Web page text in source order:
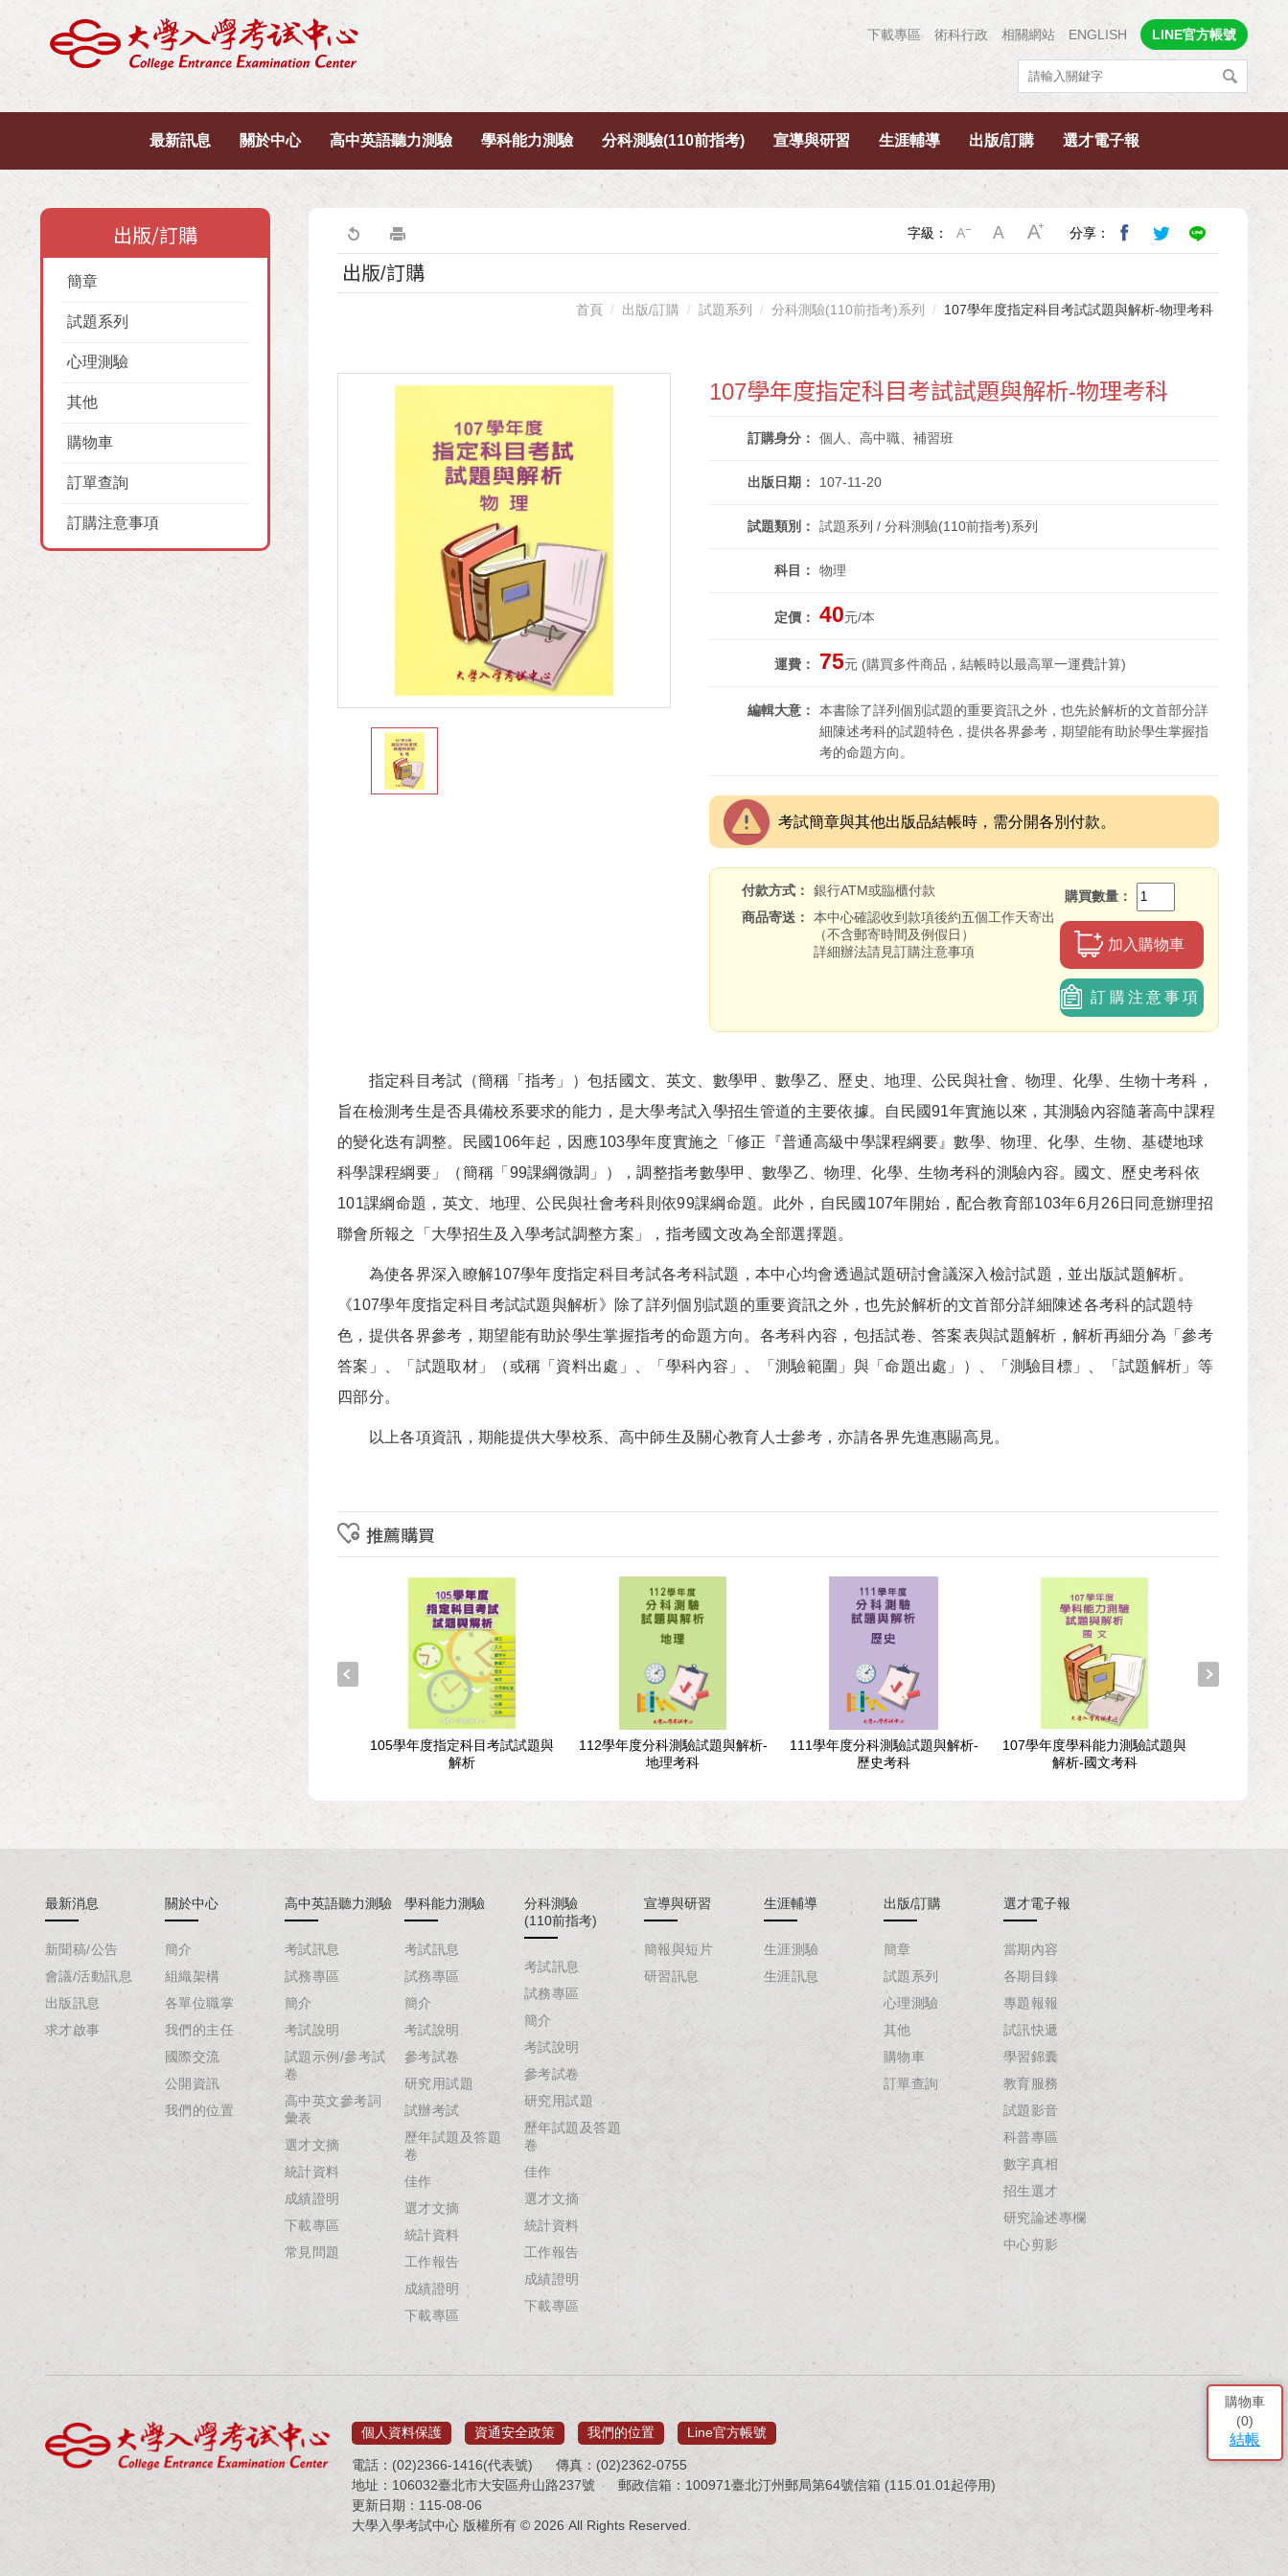
下載專區 術科行政 相關網站 ENGLISH LINE官方帳號
最新訊息 關於中心 高中英語聽力測驗 學科能力測驗 分科測驗(110前指考) 宣導與研習 生涯輔導 出版/訂購 選才電子報
出版/訂購
簡章
試題系列
心理測驗
其他
購物車
訂單查詢
訂購注意事項
字級： 分享：
出版/訂購
首頁 出版/訂購 試題系列 分科測驗(110前指考)系列 107學年度指定科目考試試題與解析-物理考科
107學年度指定科目考試試題與解析-物理考科
訂購身分 個人、高中職、補習班
出版日期 107-11-20
試題類別 試題系列 / 分科測驗(110前指考)系列
科目 物理
定價 40元/本
運費 75元 (購買多件商品，結帳時以最高單一運費計算)
編輯大意
本書除了詳列個別試題的重要資訊之外，也先於解析的文首部分詳
細陳述考科的試題特色，提供各界參考，期望能有助於學生掌握指
考的命題方向。
考試簡章與其他出版品結帳時，需分開各別付款。
付款方式
銀行ATM或臨櫃付款
商品寄送
本中心確認收到款項後約五個工作天寄出
（不含郵寄時間及例假日）
詳細辦法請見訂購注意事項
購買數量
加入購物車
訂購注意事項
指定科目考試（簡稱「指考」）包括國文、英文、數學甲、數學乙、歷史、地理、公民與社會、物理、化學、生物十考科，
旨在檢測考生是否具備校系要求的能力，是大學考試入學招生管道的主要依據。自民國91年實施以來，其測驗內容隨著高中課程
的變化迭有調整。民國106年起，因應103學年度實施之「修正『普通高級中學課程綱要』數學、物理、化學、生物、基礎地球
科學課程綱要」（簡稱「99課綱微調」），調整指考數學甲、數學乙、物理、化學、生物考科的測驗內容。國文、歷史考科依
101課綱命題，英文、地理、公民與社會考科則依99課綱命題。此外，自民國107年開始，配合教育部103年6月26日同意辦理招
聯會所報之「大學招生及入學考試調整方案」，指考國文改為全部選擇題。
為使各界深入瞭解107學年度指定科目考試各考科試題，本中心均會透過試題研討會議深入檢討試題，並出版試題解析。
《107學年度指定科目考試試題與解析》除了詳列個別試題的重要資訊之外，也先於解析的文首部分詳細陳述各考科的試題特
色，提供各界參考，期望能有助於學生掌握指考的命題方向。各考科內容，包括試卷、答案表與試題解析，解析再細分為「參考
答案」、「試題取材」（或稱「資料出處」、「學科內容」、「測驗範圍」與「命題出處」）、「測驗目標」、「試題解析」等
四部分。
以上各項資訊，期能提供大學校系、高中師生及關心教育人士參考，亦請各界先進惠賜高見。
推薦購買
114學年度學科能力測驗試題與
105學年度指定科目考試試題與
解析
112學年度分科測驗試題與解析-
地理考科
111學年度分科測驗試題與解析-
歷史考科
107學年度學科能力測驗試題與
解析-國文考科
解析-
購物車
(0)
結帳
最新消息
新聞稿/公告
會議/活動訊息
出版訊息
求才啟事
關於中心
簡介
組織架構
各單位職掌
我們的主任
國際交流
公開資訊
我們的位置
高中英語聽力測驗
考試訊息
試務專區
簡介
考試說明
試題示例/參考試
卷
高中英文參考詞
彙表
選才文摘
統計資料
成績證明
下載專區
常見問題
學科能力測驗
考試訊息
試務專區
簡介
考試說明
參考試卷
研究用試題
試辦考試
歷年試題及答題
卷
佳作
選才文摘
統計資料
工作報告
成績證明
下載專區
分科測驗
(110前指考)
考試訊息
試務專區
簡介
考試說明
參考試卷
研究用試題
歷年試題及答題
卷
佳作
選才文摘
統計資料
工作報告
成績證明
下載專區
宣導與研習
簡報與短片
研習訊息
生涯輔導
生涯測驗
生涯訊息
出版/訂購
簡章
試題系列
心理測驗
其他
購物車
訂單查詢
選才電子報
當期內容
各期目錄
專題報報
試訊快遞
學習錦囊
教育服務
試題影音
科普專區
數字真相
招生選才
研究論述專欄
中心剪影
個人資料保護 資通安全政策 我們的位置 Line官方帳號
電話：(02)2366-1416(代表號)
傳真：(02)2362-0755
地址：106032臺北市大安區舟山路237號
郵政信箱：100971臺北汀州郵局第64號信箱 (115.01.01起停用)
更新日期：115-08-06
大學入學考試中心 版權所有 © 2026 All Rights Reserved.